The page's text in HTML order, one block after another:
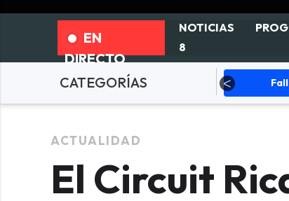
EN
DIRECTO
NOTICIAS
8
CATEGORÍASACTUALIDAD
ACTUALIDAD
El Circuit